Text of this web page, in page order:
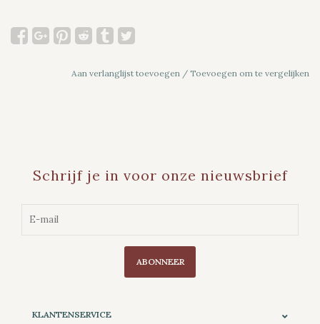
Aan verlanglijst toevoegen / Toevoegen om te vergelijken
Schrijf je in voor onze nieuwsbrief
ABONNEER
KLANTENSERVICE